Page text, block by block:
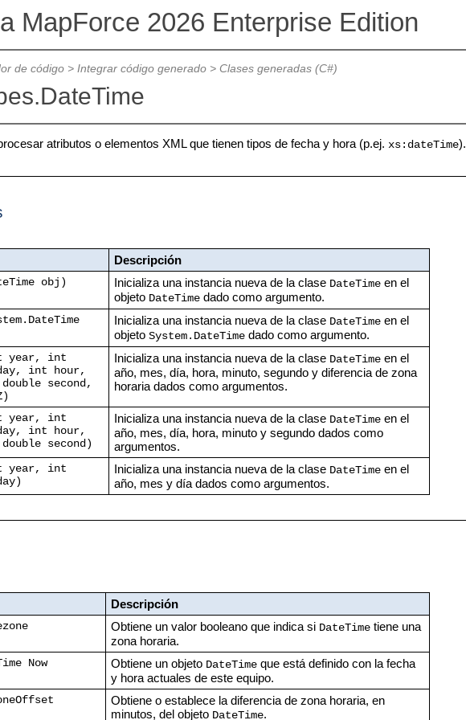
MapForce 2026 Enterprise Edition
de código> Integrar código generado> Clases generadas (C#)
atributos o elementos XML que tienen tipos de fecha y hora (p.ej. xs:dateTime).
Descripción
obj) Inicializa una instancia nueva de la clase DateTimeen el
objeto DateTimedado como argumento.
Inicializa una instancia nueva de la clase DateTimeen el
objeto System.DateTimedado como argumento.
year, int
int hour,
second,
Inicializa una instancia nueva de la clase DateTimeen el
año, mes, día, hora, minuto, segundo y diferencia de zona
horaria dados como argumentos.
year, int
int hour,
second)
Inicializa una instancia nueva de la clase DateTimeen el
año, mes, día, hora, minuto y segundo dados como
argumentos.
year, int
Inicializa una instancia nueva de la clase DateTimeen el
año, mes y día dados como argumentos.
Descripción
Obtiene un valor booleano que indica si DateTimetiene una
zona horaria.
Now Obtiene un objeto DateTimeque está definido con la fecha
y hora actuales de este equipo.
Obtiene o establece la diferencia de zona horaria, en
minutos, del objeto DateTime.